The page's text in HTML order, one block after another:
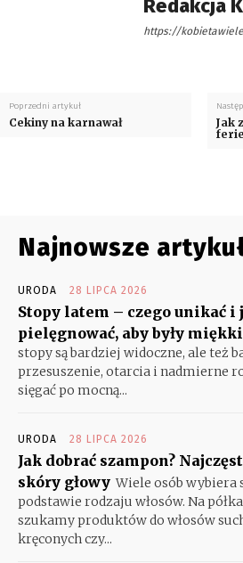
Redakcja
https://
Poprzedni artykuł
Cekiny na karnawał
Jak
Najnowsze
URODA 28 LIPCA 2026
Stopy latem – czego unikać i
pielęgnować, aby były
stopy są bardziej widoczne, ale też
przesuszenie, otarcia i nadmierne
sięgać po mocną...
URODA 28 LIPCA 2026
Jak dobrać szampon?
skóry głowy Wiele osób wybiera
podstawie rodzaju włosów. Na
szukamy produktów do włosów
kręconych czy...